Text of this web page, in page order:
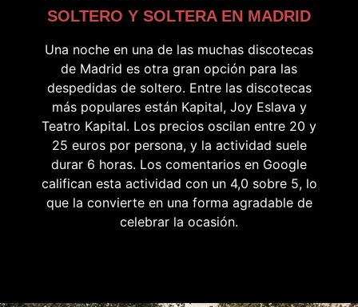
SOLTERO Y SOLTERA EN MADRID
Una noche en una de las muchas discotecas
de Madrid es otra gran opción para las
despedidas de soltero. Entre las discotecas
más populares están Kapital, Joy Eslava y
Teatro Kapital. Los precios oscilan entre 20 y
25 euros por persona, y la actividad suele
durar 6 horas. Los comentarios en Google
califican esta actividad con un 4,0 sobre 5, lo
que la convierte en una forma agradable de
celebrar la ocasión.